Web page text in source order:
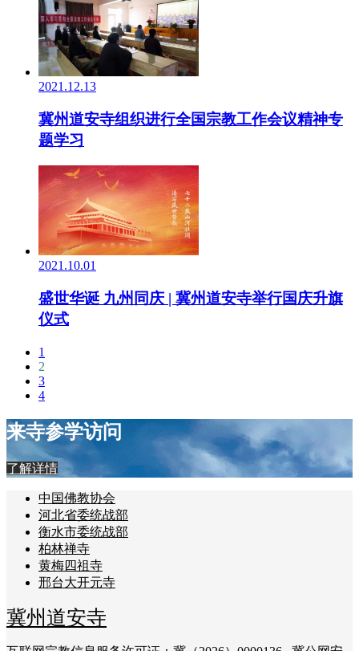
2021.12.13
冀州道安寺组织进行全国宗教工作会议精神专
题学习
2021.10.01
盛世华诞 九州同庆 | 冀州道安寺举行国庆升旗
仪式
1
2
3
4
来寺参学访问
了解详情
中国佛教协会
河北省委统战部
衡水市委统战部
柏林禅寺
黄梅四祖寺
邢台大开元寺
冀州道安寺